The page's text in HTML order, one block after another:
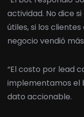
actividad. No dice
útiles, si los
negocio vendió
“El costo por lead
implementamos el
dato accionable.